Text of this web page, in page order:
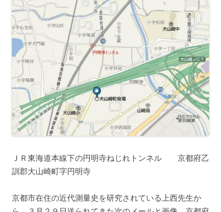
ＪＲ東海道本線下の円明寺ねじれトンネル 京都府乙
訓郡大山崎町字円明寺
京都市在住の近代測量史を研究されている上西先生か